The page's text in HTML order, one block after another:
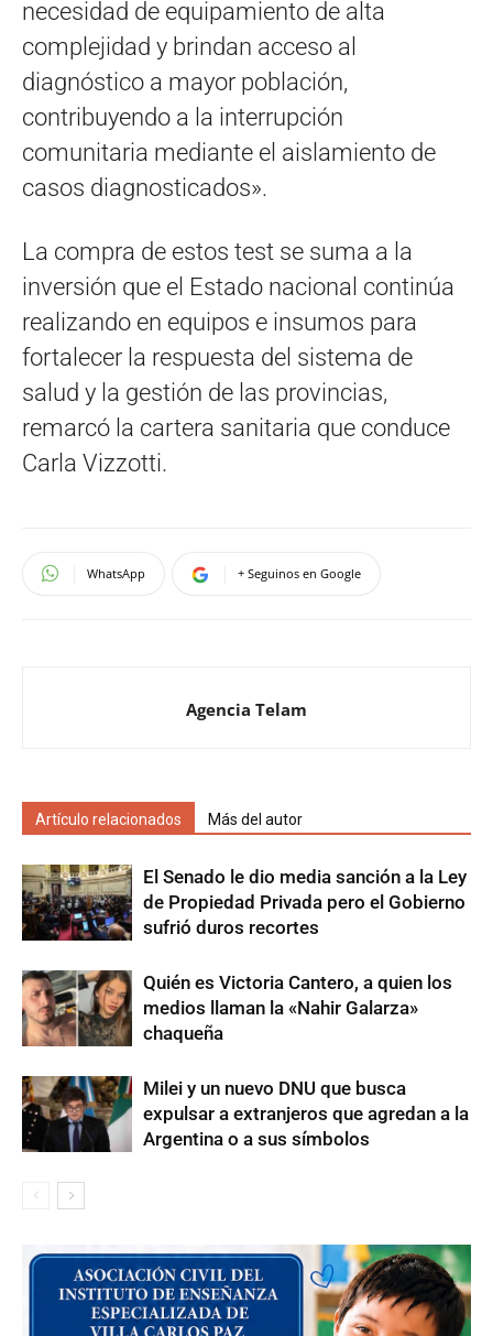
necesidad de equipamiento de alta
complejidad y brindan acceso al
diagnóstico a mayor población,
contribuyendo a la interrupción
comunitaria mediante el aislamiento de
casos diagnosticados».
La compra de estos test se suma a la
inversión que el Estado nacional continúa
realizando en equipos e insumos para
fortalecer la respuesta del sistema de
salud y la gestión de las provincias,
remarcó la cartera sanitaria que conduce
Carla Vizzotti.
WhatsApp + Seguinos en Google
Agencia Telam
Artículo relacionados Más del autor
El Senado le dio media sanción a la Ley
de Propiedad Privada pero el Gobierno
sufrió duros recortes
Quién es Victoria Cantero, a quien los
medios llaman la «Nahir Galarza»
chaqueña
Milei y un nuevo DNU que busca
expulsar a extranjeros que agredan a la
Argentina o a sus símbolos